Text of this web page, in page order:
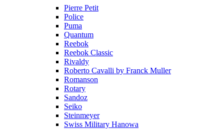
Pierre Petit
Police
Puma
Quantum
Reebok
Reebok Classic
Rivaldy
Roberto Cavalli by Franck Muller
Romanson
Rotary
Sandoz
Seiko
Steinmeyer
Swiss Military Hanowa